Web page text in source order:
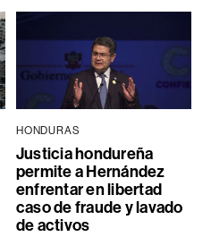
HONDURAS
Justicia hondureña
permite a Hernández
enfrentar en libertad
caso de fraude y lavado
de activos